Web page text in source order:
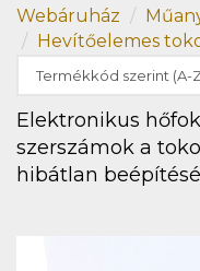
Webáruház
Hevítőelemes
Elektronikus
szerszámok a
hibátlan